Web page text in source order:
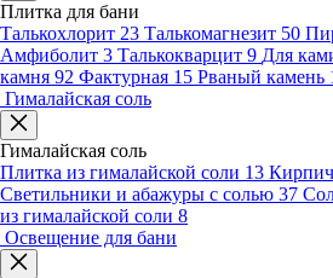
Плитка для бани
Талькохлорит 23 Талькомагнезит 50
Амфиболит 3 Талькокварцит 9 Для
камня 92 Фактурная 15 Рваный камень
Гималайская соль
Гималайская соль
Плитка из гималайской соли 13
Светильники и абажуры с солью 37
из гималайской соли 8
Освещение для бани